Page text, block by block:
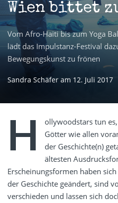
Wien bittet
Vom Afro-Haiti bis zum Yoga
lädt das Impulstanz-Festival
Bewegungskunst zu frönen
Sandra Schäfer am 12. Juli 2017
H
ollywoodstars tun
Götter wie allen
der Geschichte(n)
ältesten
Erscheinungsformen haben
der Geschichte geändert, sind
verschieden und lassen sich